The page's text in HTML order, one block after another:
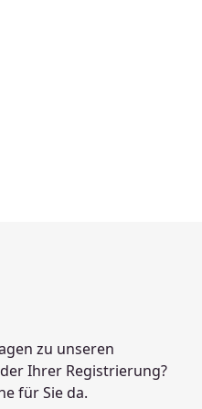
zu unseren
Ihrer Registrierung?
für Sie da.